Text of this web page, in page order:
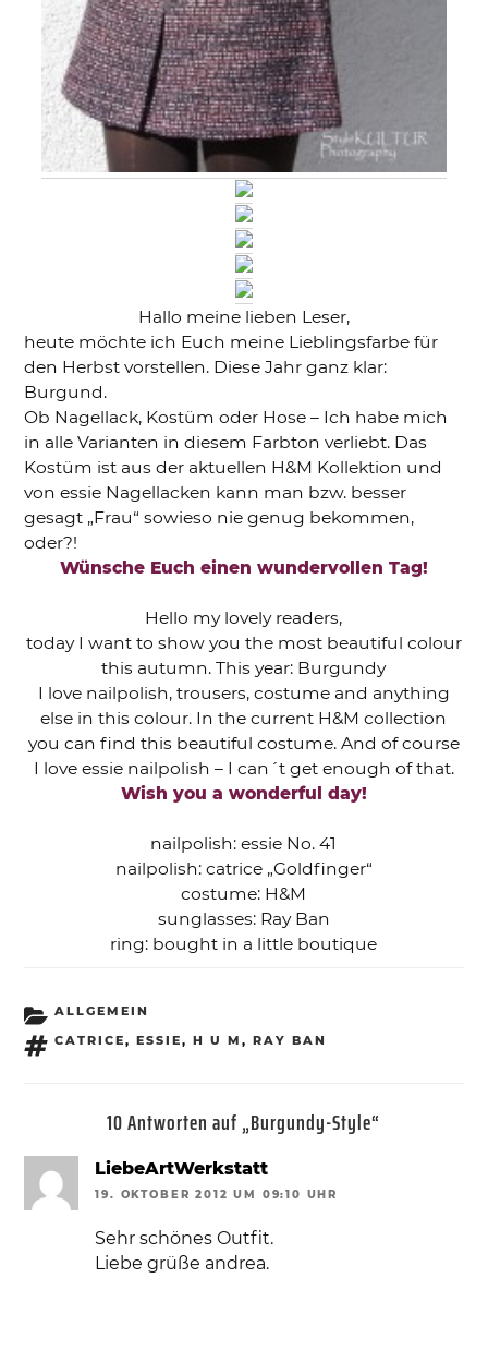
Hallo meine lieben Leser,
heute möchte ich Euch meine Lieblingsfarbe für
den Herbst vorstellen. Diese Jahr ganz klar:
Burgund.
Ob Nagellack, Kostüm oder Hose – Ich habe mich
in alle Varianten in diesem Farbton verliebt. Das
Kostüm ist aus der aktuellen H&M Kollektion und
von essie Nagellacken kann man bzw. besser
gesagt „Frau“ sowieso nie genug bekommen,
oder?!
Wünsche Euch einen wundervollen Tag!
Hello my lovely readers,
today I want to show you the most beautiful colour
this autumn. This year: Burgundy
I love nailpolish, trousers, costume and anything
else in this colour. In the current H&M collection
you can find this beautiful costume. And of course
I love essie nailpolish – I can´t get enough of that.
Wish you a wonderful day!
nailpolish: essie No. 41
nailpolish: catrice „Goldfinger“
costume: H&M
sunglasses: Ray Ban
ring: bought in a little boutique
KATEGORIEN
ALLGEMEIN
SCHLAGWÖRTER
CATRICE, ESSIE, H U M , RAY BAN
10 Antworten auf „Burgundy-Style“
LiebeArtWerkstatt
19. OKTOBER 2012 UM 09:10 UHR
Sehr schönes Outfit.
Liebe grüße andrea.